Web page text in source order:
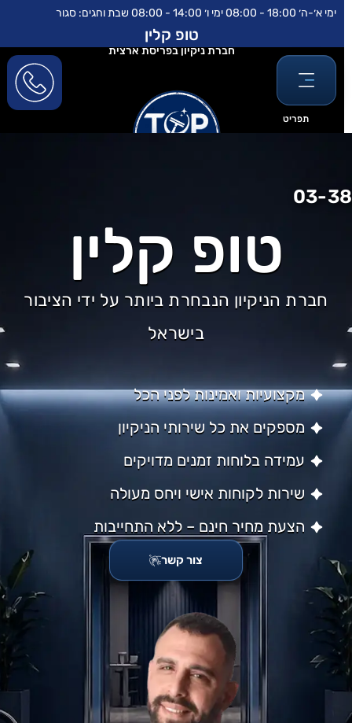
לתוכן
ימי א׳-ה׳ 18:00 - 08:00 ימי ו׳ 14:00 - 08:00 שבת וחגים: סגור
תפריט
טופ קלין
חברת ניקיון בפריסת ארצית
03-
טופ קלין
חברת הניקיון הנבחרת ביותר על ידי הציבור
בישראל
מקצועיות ואמינות לפני הכל
מספקים את כל שירותי הניקיון
עמידה בלוחות זמנים מדויקים
שירות לקוחות אישי ויחס מעולה
הצעת מחיר חינם – ללא התחייבות
צור קשר